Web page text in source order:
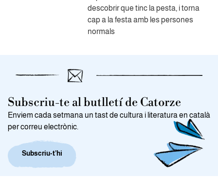
descobrir que tinc la pesta, i torna
cap a la festa amb les persones
normals
Subscriu-te al butlletí de Catorze
Enviem cada setmana un tast de cultura i literatura en català
per correu electrònic.
Subscriu-t’hi